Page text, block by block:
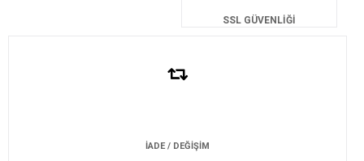
SSL GÜVENLİĞİ
İADE / DEĞİŞİM